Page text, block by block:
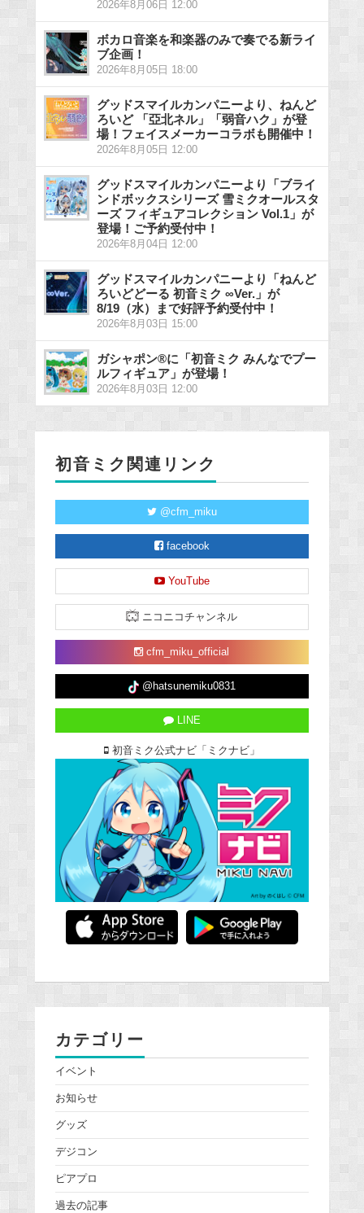
2026年8月06日 12:00
ボカロ音楽を和楽器のみで奏でる新ライ
ブ企画！
2026年8月05日 18:00
グッドスマイルカンパニーより、ねんど
ろいど 「亞北ネル」「弱音ハク」が登
場！フェイスメーカーコラボも開催中！
2026年8月05日 12:00
グッドスマイルカンパニーより「ブライ
ンドボックスシリーズ 雪ミクオールスタ
ーズ フィギュアコレクション Vol.1」が
登場！ご予約受付中！
2026年8月04日 12:00
グッドスマイルカンパニーより「ねんど
ろいどどーる 初音ミク ∞Ver.」が
8/19（水）まで好評予約受付中！
2026年8月03日 15:00
ガシャポン®に「初音ミク みんなでプー
ルフィギュア」が登場！
2026年8月03日 12:00
初音ミク関連リンク
@cfm_miku
facebook
YouTube
ニコニコチャンネル
cfm_miku_official
@hatsunemiku0831
LINE
初音ミク公式ナビ「ミクナビ」
カテゴリー
イベント
お知らせ
グッズ
デジコン
ピアプロ
過去の記事